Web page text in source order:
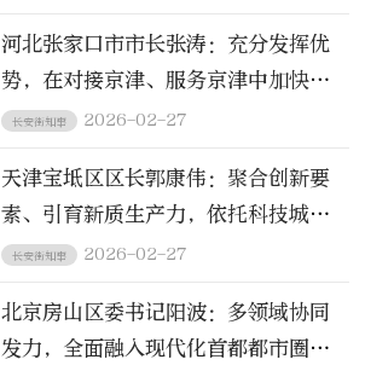
河北张家口市市长张涛：充分发挥优
势，在对接京津、服务京津中加快发
展自己
长安街知事 2026-02-27
天津宝坻区区长郭康伟：聚合创新要
素、引育新质生产力，依托科技城打
造产业协作引领区
长安街知事 2026-02-27
北京房山区委书记阳波：多领域协同
发力，全面融入现代化首都都市圈建